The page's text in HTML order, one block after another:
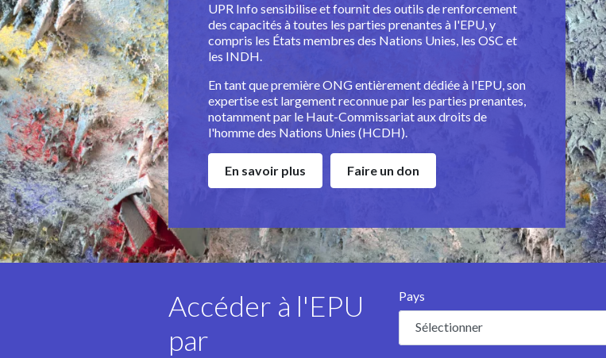
UPR Info sensibilise et fournit des outils de renforcement
des capacités à toutes les parties prenantes à l'EPU, y
compris les États membres des Nations Unies, les OSC et
les INDH.
En tant que première ONG entièrement dédiée à l'EPU, son
expertise est largement reconnue par les parties prenantes,
notamment par le Haut-Commissariat aux droits de
l'homme des Nations Unies (HCDH).
En savoir plus Faire un don
Accéder à l'EPU
par
Pays
Sélectionner